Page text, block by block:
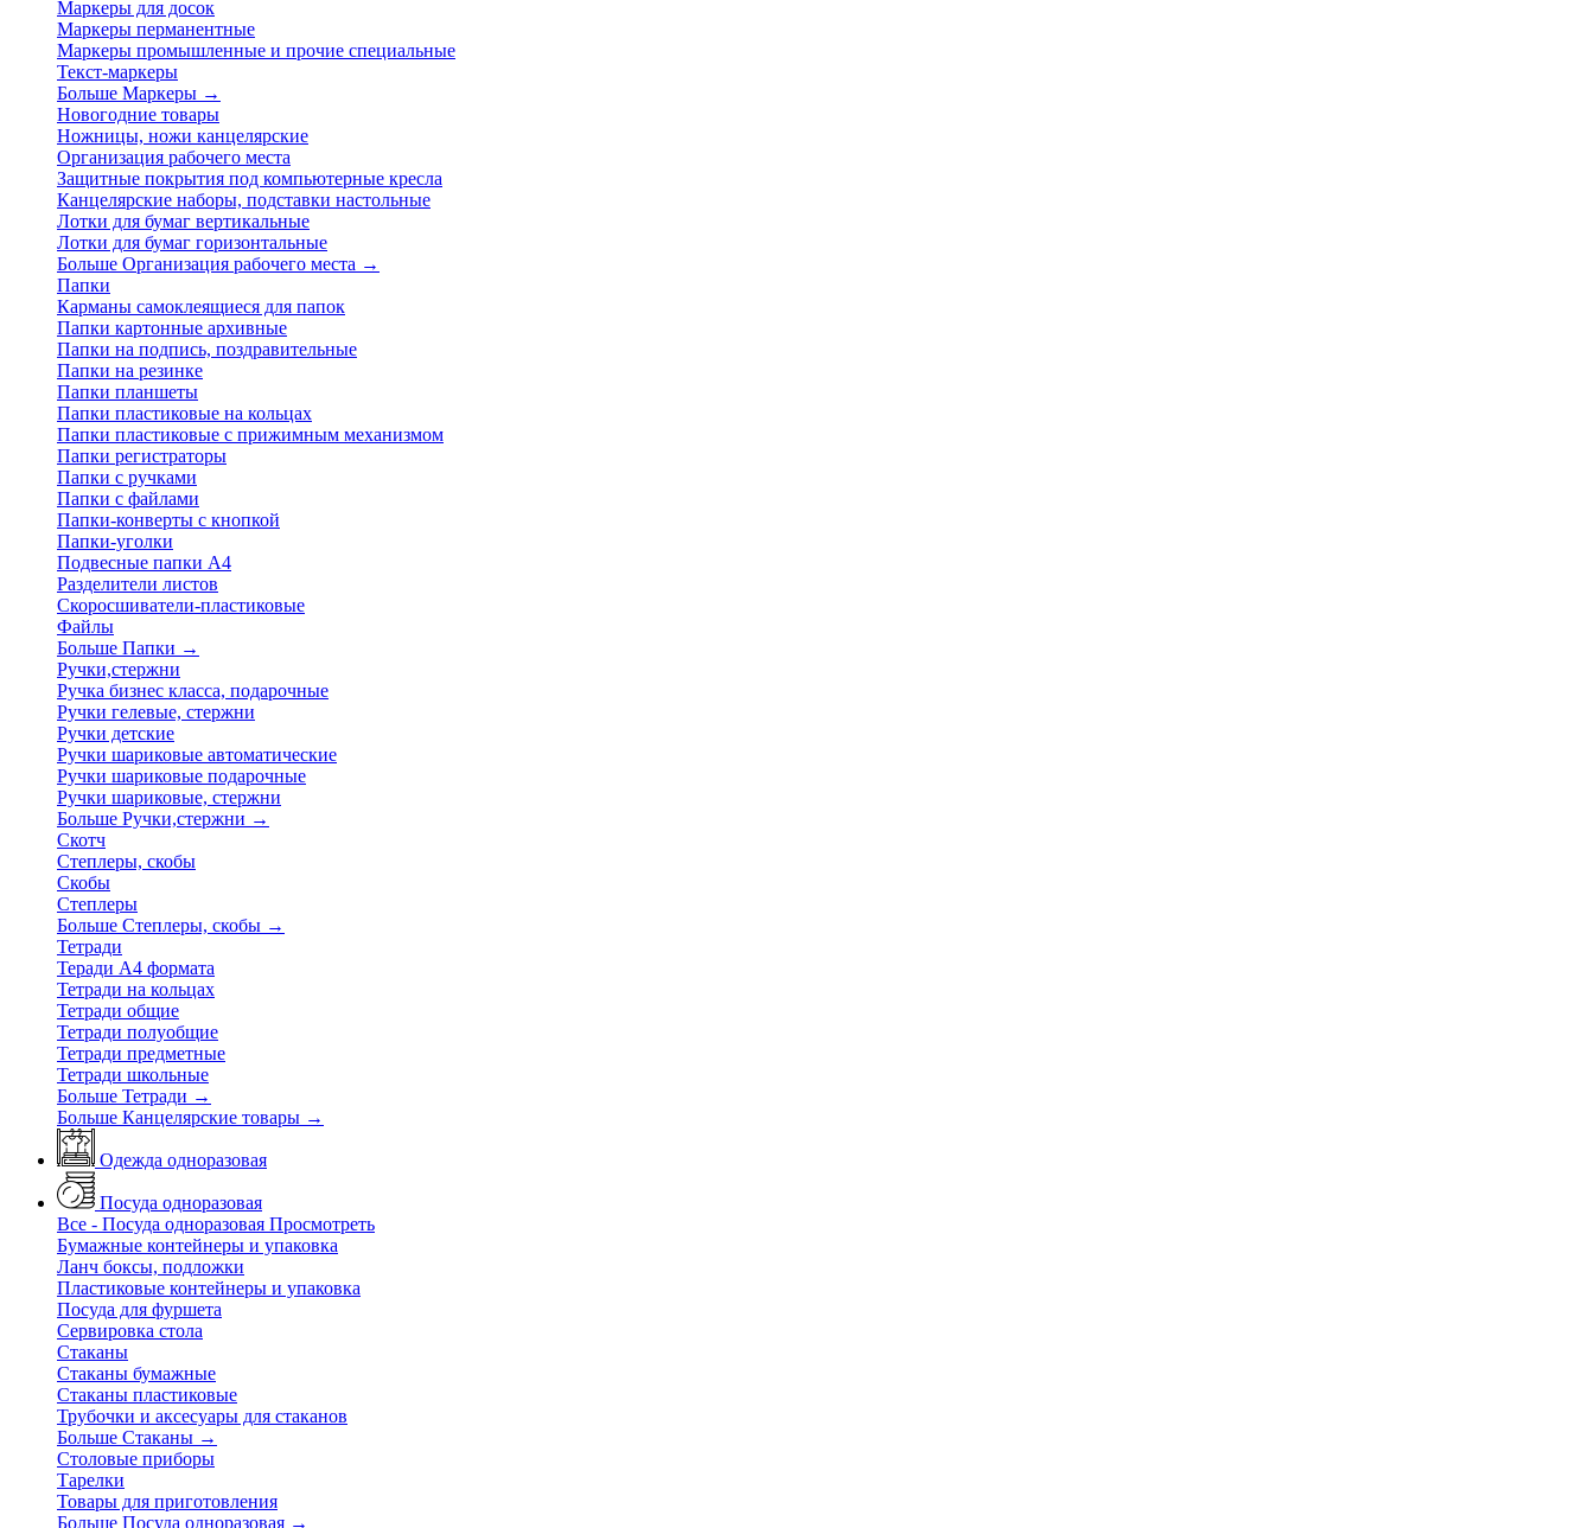
Маркеры для досок
Маркеры перманентные
Маркеры промышленные и прочие специальные
Текст-маркеры
Больше Маркеры →
Новогодние товары
Ножницы, ножи канцелярские
Организация рабочего места
Защитные покрытия под компьютерные кресла
Канцелярские наборы, подставки настольные
Лотки для бумаг вертикальные
Лотки для бумаг горизонтальные
Больше Организация рабочего места →
Папки
Карманы самоклеящиеся для папок
Папки картонные архивные
Папки на подпись, поздравительные
Папки на резинке
Папки планшеты
Папки пластиковые на кольцах
Папки пластиковые с прижимным механизмом
Папки регистраторы
Папки с ручками
Папки с файлами
Папки-конверты с кнопкой
Папки-уголки
Подвесные папки А4
Разделители листов
Скоросшиватели-пластиковые
Файлы
Больше Папки →
Ручки,стержни
Ручка бизнес класса, подарочные
Ручки гелевые, стержни
Ручки детские
Ручки шариковые автоматические
Ручки шариковые подарочные
Ручки шариковые, стержни
Больше Ручки,стержни →
Скотч
Степлеры, скобы
Скобы
Степлеры
Больше Степлеры, скобы →
Тетради
Теради А4 формата
Тетради на кольцах
Тетради общие
Тетради полуобщие
Тетради предметные
Тетради школьные
Больше Тетради →
Больше Канцелярские товары →
Одежда одноразовая
Посуда одноразовая
Все - Посуда одноразовая Просмотреть
Бумажные контейнеры и упаковка
Ланч боксы, подложки
Пластиковые контейнеры и упаковка
Посуда для фуршета
Сервировка стола
Стаканы
Стаканы бумажные
Стаканы пластиковые
Трубочки и аксесуары для стаканов
Больше Стаканы →
Столовые приборы
Тарелки
Товары для приготовления
Больше Посуда одноразовая →